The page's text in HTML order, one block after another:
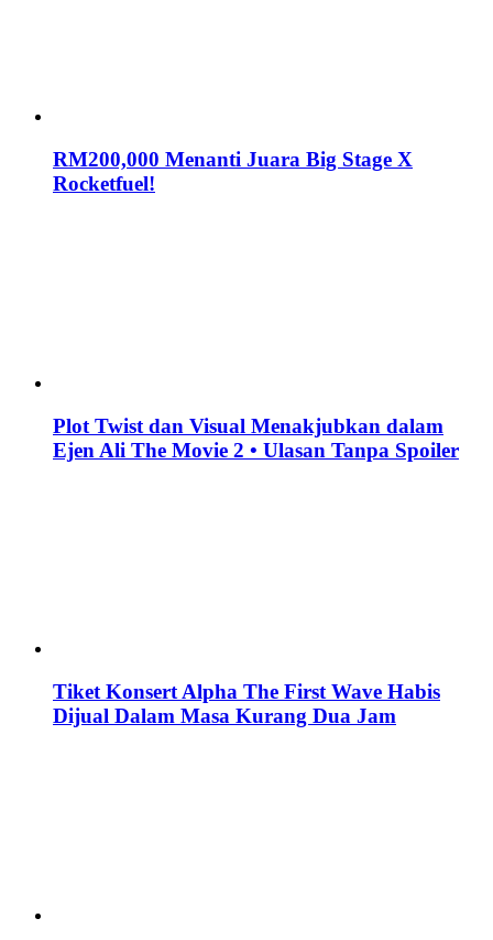
RM200,000 Menanti Juara Big Stage X
Rocketfuel!
Plot Twist dan Visual Menakjubkan dalam
Ejen Ali The Movie 2 • Ulasan Tanpa Spoiler
Tiket Konsert Alpha The First Wave Habis
Dijual Dalam Masa Kurang Dua Jam